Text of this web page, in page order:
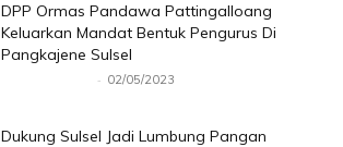
DPP Ormas Pandawa Pattingalloang
Keluarkan Mandat Bentuk Pengurus Di
Pangkajene Sulsel
- 02/05/2023
Dukung Sulsel Jadi Lumbung Pangan